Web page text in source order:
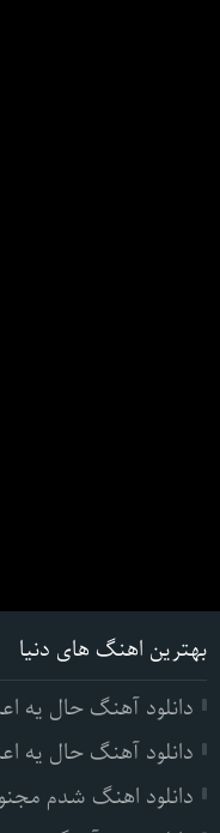
بهترین اهنگ های دنیا
دانلود آهنگ حال یه
دانلود آهنگ حال یه
دانلود اهنگ شدم